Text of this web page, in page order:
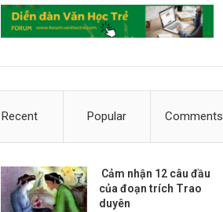
Recent Popular Comments
Cảm nhận 12 câu đầu
của đoạn trích Trao
duyên